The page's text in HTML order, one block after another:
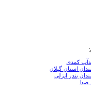
کمدی
استان گیلان
بندر انزلی
صدا